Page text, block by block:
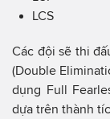
LCS
Các đội sẽ thi
(Double
dụng Full
dựa trên thành